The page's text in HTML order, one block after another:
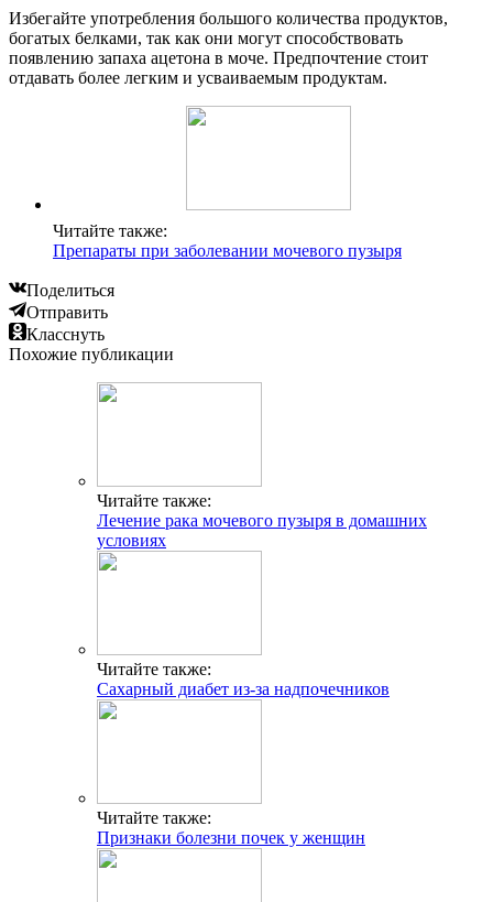
Избегайте употребления большого количества продуктов,
богатых белками, так как они могут способствовать
появлению запаха ацетона в моче. Предпочтение стоит
отдавать более легким и усваиваемым продуктам.
Читайте также:
Препараты при заболевании мочевого пузыря
Поделиться
Отправить
Класснуть
Похожие публикации
Читайте также:
Лечение рака мочевого пузыря в домашних
условиях
Читайте также:
Сахарный диабет из-за надпочечников
Читайте также:
Признаки болезни почек у женщин